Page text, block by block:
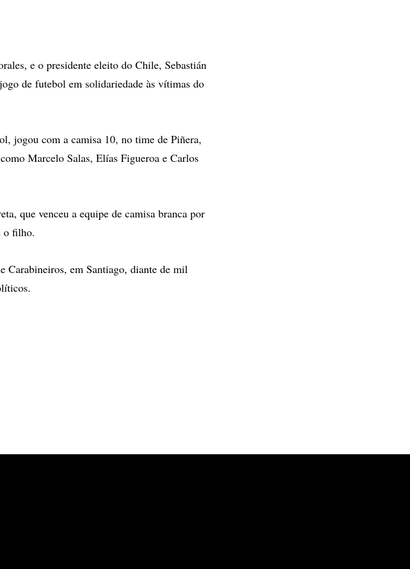
e o presidente eleito do Chile, Sebastián
de futebol em solidariedade às vítimas do
jogou com a camisa 10, no time de Piñera,
Marcelo Salas, Elías Figueroa e Carlos
que venceu a equipe de camisa branca por
o filho.
Carabineiros, em Santiago, diante de mil